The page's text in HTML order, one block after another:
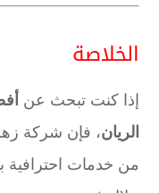
الخلاصة
إذا كنت تبحث عن
الريان، فإن شركة
من خدمات احترافية